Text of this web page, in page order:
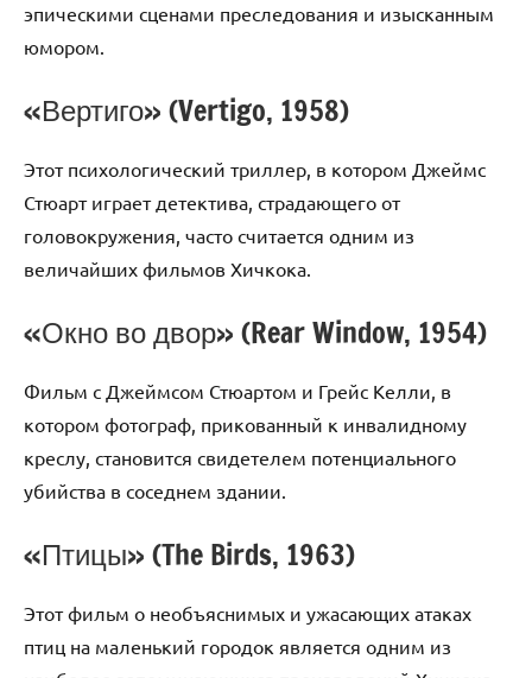
эпическими сценами преследования и изысканным
юмором.
«Вертиго» (Vertigo, 1958)
Этот психологический триллер, в котором Джеймс
Стюарт играет детектива, страдающего от
головокружения, часто считается одним из
величайших фильмов Хичкока.
«Окно во двор» (Rear Window, 1954)
Фильм с Джеймсом Стюартом и Грейс Келли, в
котором фотограф, прикованный к инвалидному
креслу, становится свидетелем потенциального
убийства в соседнем здании.
«Птицы» (The Birds, 1963)
Этот фильм о необъяснимых и ужасающих атаках
птиц на маленький городок является одним из